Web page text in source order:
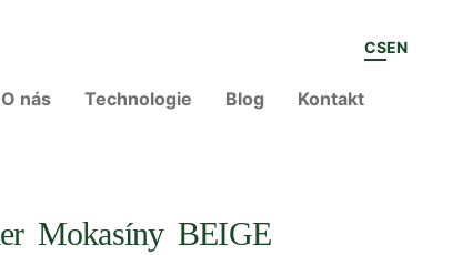
Technologie Blog Kontakt
CSEN
Mokasíny BEIGE